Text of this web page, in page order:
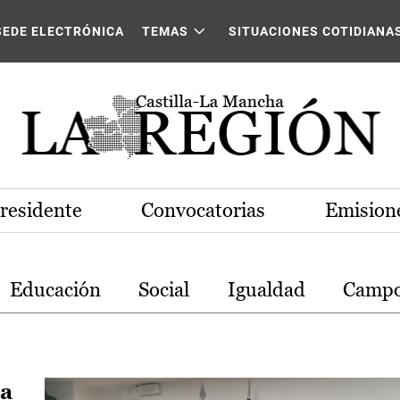
La Mancha
ELECTRÓNICA TEMAS SITUACIONES
Convocatorias
Educación Social Igualdad